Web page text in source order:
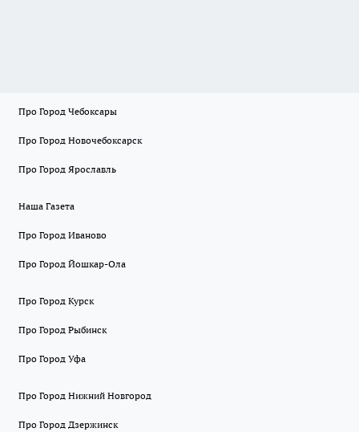
Про Город Чебоксары
Про Город Новочебоксарск
Про Город Ярославль
Наша Газета
Про Город Иваново
Про Город Йошкар-Ола
Про Город Курск
Про Город Рыбинск
Про Город Уфа
Про Город Нижний Новгород
Про Город Дзержинск